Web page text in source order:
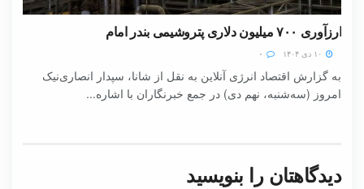
ارزآوری ۷۰۰ میلیون دلاری پتروشیمی بندر امام
به گزارش اقتصاد انرژی آنلاین به نقل از شانا، سپدار انصاری‌نیک
امروز (سه‌شنبه، نهم دی) در جمع خبرنگاران با اشاره...
دیدگاهتان را بنویسید